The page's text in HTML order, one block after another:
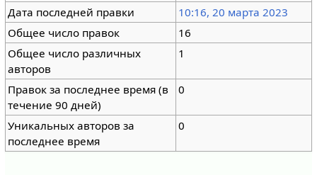
Дата последней правки
10:16, 20 марта 2023
Общее число правок
16
Общее число различных
авторов
1
Правок за последнее время (в
течение 90 дней)
0
Уникальных авторов за
последнее время
0